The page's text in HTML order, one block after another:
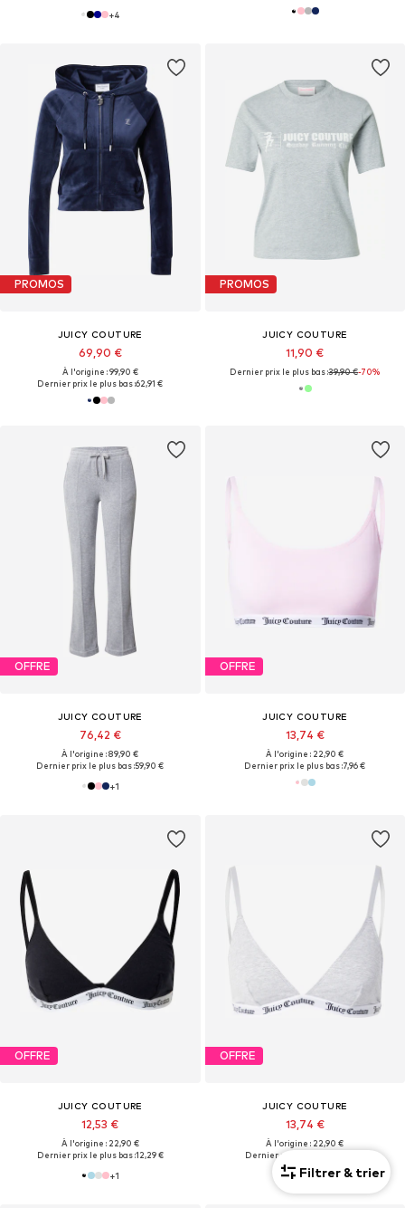
+4
PROMOS
JUICY COUTURE
69,90 €
À l'origine : 99,90 €
Dernier prix le plus bas :62,91 €
PROMOS
JUICY COUTURE
11,90 €
Dernier prix le plus bas :39,90 €-70%
OFFRE
JUICY COUTURE
76,42 €
À l'origine : 89,90 €
Dernier prix le plus bas :59,90 €
+1
OFFRE
JUICY COUTURE
13,74 €
À l'origine : 22,90 €
Dernier prix le plus bas :7,96 €
OFFRE
JUICY COUTURE
12,53 €
À l'origine : 22,90 €
Dernier prix le plus bas :12,29 €
+1
OFFRE
JUICY COUTURE
13,74 €
À l'origine : 22,90 €
Dernier prix le plus bas :
+1
Filtrer & trier